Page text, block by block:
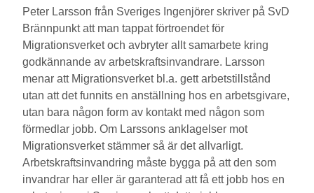
Peter Larsson från Sveriges Ingenjörer skriver på SvD
Brännpunkt att man tappat förtroendet för
Migrationsverket och avbryter allt samarbete kring
godkännande av arbetskraftsinvandrare. Larsson
menar att Migrationsverket bl.a. gett arbetstillstånd
utan att det funnits en anställning hos en arbetsgivare,
utan bara någon form av kontakt med någon som
förmedlar jobb. Om Larssons anklagelser mot
Migrationsverket stämmer så är det allvarligt.
Arbetskraftsinvandring måste bygga på att den som
invandrar har eller är garanterad att få ett jobb hos en